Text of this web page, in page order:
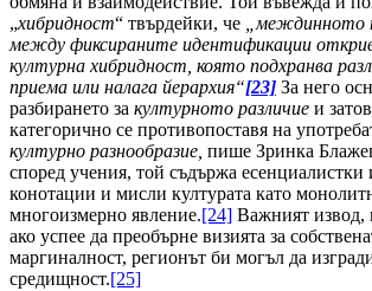
„хибридност“ твърдейки, че
„междинното
между фиксираните идентификации
културна хибридност, която подхранва
приема или налага йерархия“[23] За него
разбирането за културното различие и
категорично се противопоставя на
културно разнообразие, пише Зринка
според учения, той съдържа есенциалистки
конотации и мисли културата като
многоизмерно явление.[24] Важният извод,
ако успее да преобърне визията за
маргиналност, регионът би могъл да
средищност.[25]